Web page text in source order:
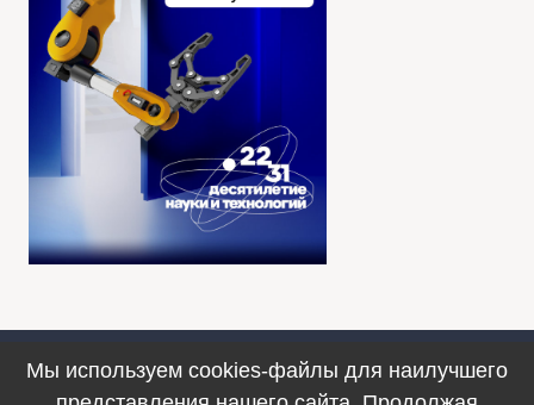
Противодействие коррупции
Мы используем cookies-файлы для наилучшего